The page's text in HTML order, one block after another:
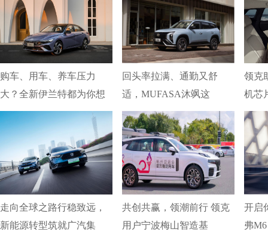
购车、用车、养车压力
大？全新伊兰特都为你想
回头率拉满、通勤又舒
适，MUFASA沐飒这
领克
机芯
走向全球之路行稳致远，
新能源转型筑就广汽集
共创共赢，领潮前行 领克
用户宁波梅山智造基
开启
弗M6